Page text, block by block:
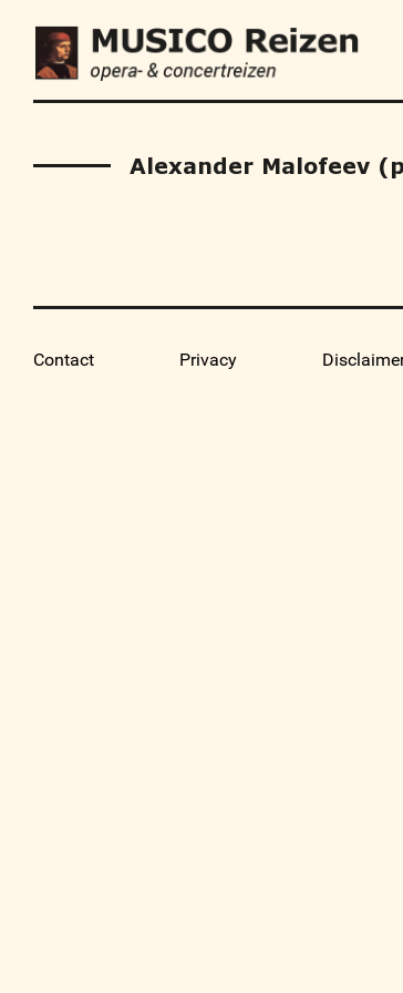
Alexander Malofeev
Contact Privacy